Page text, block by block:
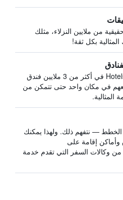
من ملايين النزلاء، مثلك
بكل ثقة!
يبحث HotelsCombined في أكثر من 3 ملايين فندق
في مكان واحد حتى تتمكن من
المثالية.
الخطط — نتفهم ذلك. ولهذا يمكنك
إقامة على
HotelsCombined من وكالات السفر التي تقدم خدمة